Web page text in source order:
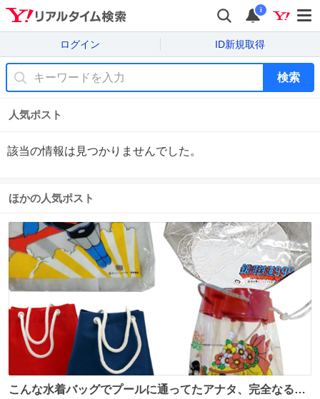
i
ログイン ID新規取得
検索
人気ポスト
該当の情報は見つかりませんでした。
ほかの人気ポスト
こんな水着バッグでプールに通ってたアナタ、完全なる同